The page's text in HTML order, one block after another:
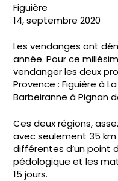
Figuière
14, septembre 2020
Les vendanges ont
année. Pour ce
vendanger les deux
Provence : Figuière à
Barbeiranne à Pignan
Ces deux régions,
avec seulement 35
différentes d’un point
pédologique et les
15 jours.